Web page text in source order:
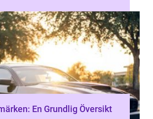
En Grundlig Översikt